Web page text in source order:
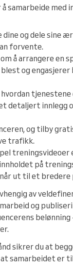
med
og dele sine
forvente.
å arrangere en
og engasjerer
tjenestene
detaljert innlegg
og tilby
trafikk.
treningsvideoer
på
ut til et bredere
av
og
sikrer du at
samarbeidet er